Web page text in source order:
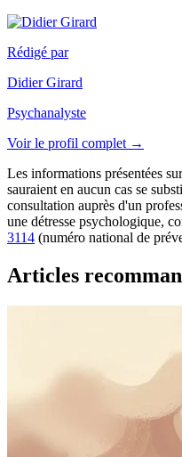
Rédigé par
Didier Girard
Psychanalyste
Voir le profil complet →
Les informations présentées
sauraient en aucun cas se
consultation auprès d'un
une détresse psychologique,
3114 (numéro national de
Articles